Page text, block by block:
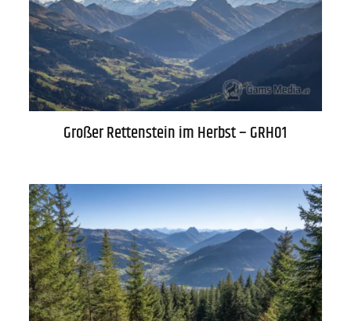
WARENKORB
AGB
Datenschutz
Lieferung
Zahlung
Großer Rettenstein im Herbst – GRH01